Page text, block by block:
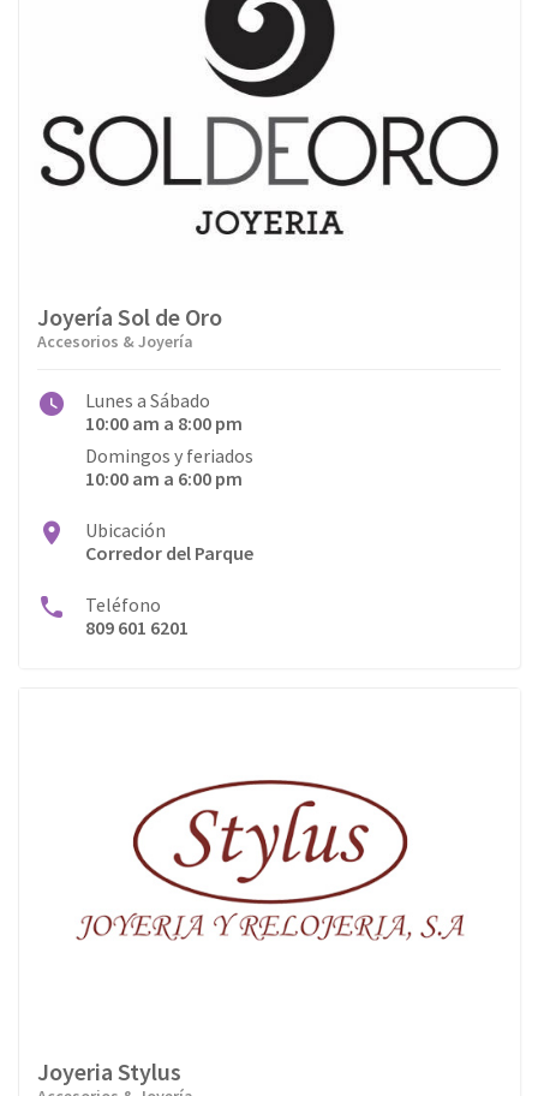
Joyería Sol de Oro
Accesorios & Joyería
Lunes a Sábado
10:00 am a 8:00 pm
Domingos y feriados
10:00 am a 6:00 pm
Ubicación
Corredor del Parque
Teléfono
809 601 6201
Joyeria Stylus